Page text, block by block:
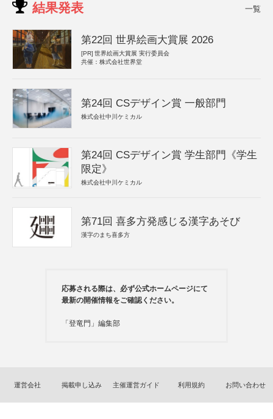
結果発表 一覧
第22回 世界絵画大賞展 2026
[PR] 世界絵画大賞展 実行委員会
共催：株式会社世界堂
第24回 CSデザイン賞 一般部門
株式会社中川ケミカル
第24回 CSデザイン賞 学生部門《学生
限定》
株式会社中川ケミカル
第71回 喜多方発感じる漢字あそび
漢字のまち喜多方
応募される際は、必ず公式ホームページにて
最新の開催情報をご確認ください。
「登竜門」編集部
運営会社 掲載申し込み 主催運営ガイド 利用規約 お問い合わせ